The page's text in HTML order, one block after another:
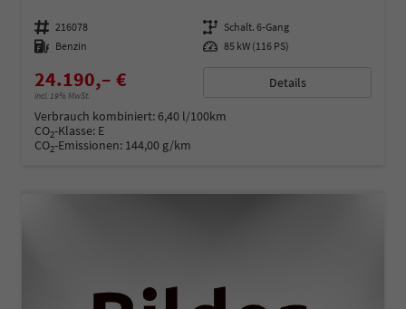
Fahrzeugnummer 216078 Getriebe Schalt. 6-Gang
Kraftstoff Benzin Leistung 85 kW (116 PS)
24.190,– €
incl. 19% MwSt.
Details
Verbrauch kombiniert:6,40 l/100km
CO2-Klasse: E
CO2-Emissionen: 144,00 g/km